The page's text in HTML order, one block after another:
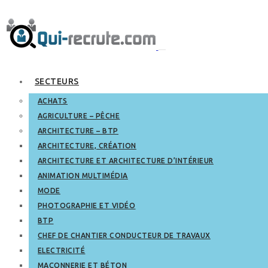
SECTEURS
ACHATS
AGRICULTURE – PÊCHE
ARCHITECTURE – BTP
ARCHITECTURE, CRÉATION
ARCHITECTURE ET ARCHITECTURE D’INTÉRIEUR
ANIMATION MULTIMÉDIA
MODE
PHOTOGRAPHIE ET VIDÉO
BTP
CHEF DE CHANTIER CONDUCTEUR DE TRAVAUX
ELECTRICITÉ
MAÇONNERIE ET BÉTON